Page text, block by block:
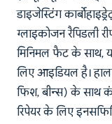
डाइजेस्टिंग
ग्लाइकोजन रैपिडली
मिनिमल फैट के साथ,
लिए आइडियल है।
फिश, बीन्स) के साथ
रिपेयर के लिए